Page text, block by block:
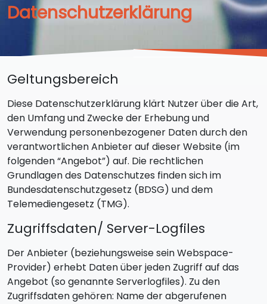
Datenschutzerklärung
Geltungsbereich
Diese Datenschutzerklärung klärt Nutzer über die Art,
den Umfang und Zwecke der Erhebung und
Verwendung personenbezogener Daten durch den
verantwortlichen Anbieter auf dieser Website (im
folgenden “Angebot”) auf. Die rechtlichen
Grundlagen des Datenschutzes finden sich im
Bundesdatenschutzgesetz (BDSG) und dem
Telemediengesetz (TMG).
Zugriffsdaten/ Server-Logfiles
Der Anbieter (beziehungsweise sein Webspace-
Provider) erhebt Daten über jeden Zugriff auf das
Angebot (so genannte Serverlogfiles). Zu den
Zugriffsdaten gehören: Name der abgerufenen